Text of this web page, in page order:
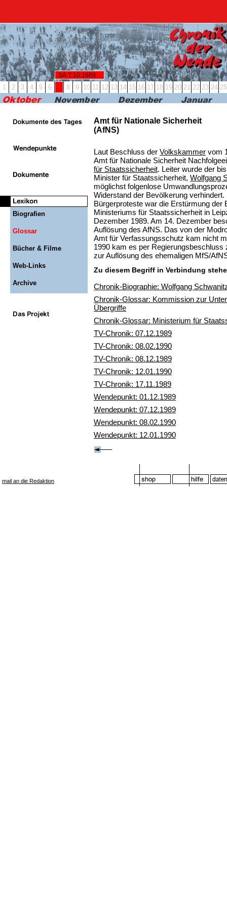
SA 7.10.1989
1 2 3 4 5 6 8 9 10 11 12 13 14 15 16 17 18 19 20 21 22 23 24 25
Biografien
Glossar
Bücher & Filme
Web-Links
Archive
Amt für Nationale Sicherheit
(AfNS)
Laut Beschluss der Volkskammer vom
Amt für Nationale Sicherheit
für Staatssicherheit. Leiter wurde der
Minister für Staatssicherheit, Wolfgang
möglichst folgenlose
Widerstand der Bevölkerung verhindert.
Bürgerproteste war die Erstürmung der
Ministeriums für Staatssicherheit in
Dezember 1989. Am 14. Dezember
Auflösung des AfNS. Das von der
Amt für Verfassungsschutz kam nicht
1990 kam es per Regierungsbeschluss
zur Auflösung des ehemaligen MfS/
Zu diesem Begriff in Verbindung
Chronik-Biographie: Wolfgang
Chronik-Glossar: Kommission zur
Übergriffe
Chronik-Glossar: Ministerium für
TV-Chronik: 07.12.1989
TV-Chronik: 08.02.1990
TV-Chronik: 08.12.1989
TV-Chronik: 12.01.1990
TV-Chronik: 17.11.1989
Wendepunkt: 01.12.1989
Wendepunkt: 07.12.1989
Wendepunkt: 08.02.1990
Wendepunkt: 12.01.1990
mail an die Redaktion